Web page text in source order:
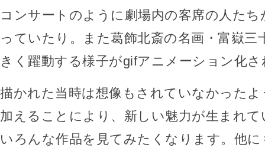
コンサートのように劇場内の客席の人た
っていたり。また葛飾北斎の名画・富嶽三
きく躍動する様子がgifアニメーション化
描かれた当時は想像もされていなかった
加えることにより、新しい魅力が生まれ
いろんな作品を見てみたくなります。他